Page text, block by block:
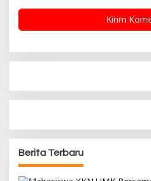
Berita Terbaru